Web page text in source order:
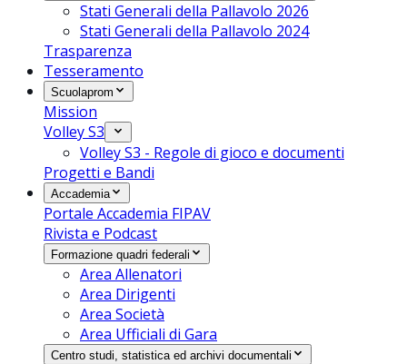
Stati Generali della Pallavolo 2026
Stati Generali della Pallavolo 2024
Trasparenza
Tesseramento
Scuolaprom
Mission
Volley S3
Volley S3 - Regole di gioco e documenti
Progetti e Bandi
Accademia
Portale Accademia FIPAV
Rivista e Podcast
Formazione quadri federali
Area Allenatori
Area Dirigenti
Area Società
Area Ufficiali di Gara
Centro studi, statistica ed archivi documentali